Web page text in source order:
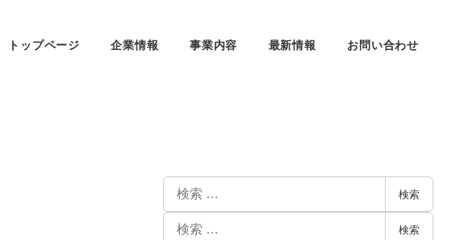
トップページ 企業情報 事業内容 最新情報 お問い合わせ
検索
検索